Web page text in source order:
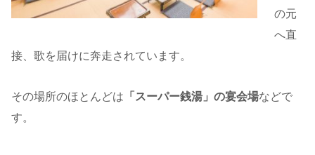
の元
へ直
接、歌を届けに奔走されています。
その場所のほとんどは 「スーパー銭湯」の宴会場などで
す。